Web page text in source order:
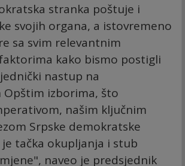
stranka poštuje i
svojih organa, a istovremeno
sa svim relevantnim
kako bismo postigli
nastup na
Opštim izborima, što
našim ključnim
Srpske demokratske
tačka okupljanja i stub
naveo je predsjednik